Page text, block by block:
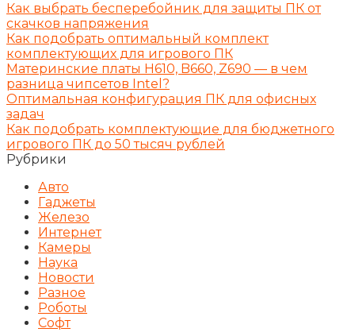
Как выбрать бесперебойник для защиты ПК от
скачков напряжения
Как подобрать оптимальный комплект
комплектующих для игрового ПК
Материнские платы H610, B660, Z690 — в чем
разница чипсетов Intel?
Оптимальная конфигурация ПК для офисных
задач
Как подобрать комплектующие для бюджетного
игрового ПК до 50 тысяч рублей
Рубрики
Авто
Гаджеты
Железо
Интернет
Камеры
Наука
Новости
Разное
Роботы
Софт